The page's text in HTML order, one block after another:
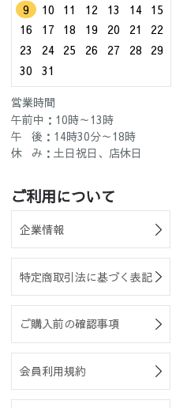
9
10 11 12 13 14
15
16
17 18 19 20 21
22
23
24 25 26 27 28
29
30
31
営業時間
午前中：10時～13時
午 後：14時30分～18時
休 み：土日祝日、店休日
ご利用について
企業情報
特定商取引法に基づく表記
ご購入前の確認事項
会員利用規約